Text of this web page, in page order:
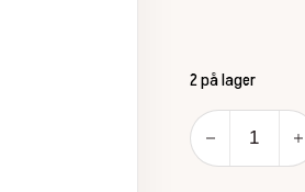
2 på lager
AGE
SMART